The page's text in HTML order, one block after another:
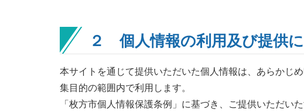
２ 個人情報の利用及び提供
本サイトを通じて提供いただいた個人情報は、あらかじ
集目的の範囲内で利用します。
「枚方市個人情報保護条例」に基づき、ご提供いただい